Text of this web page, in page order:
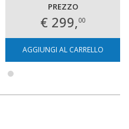
PREZZO
€ 299,00
AGGIUNGI AL CARRELLO